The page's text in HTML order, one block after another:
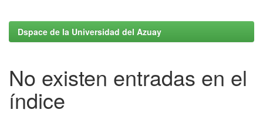
Dspace de la Universidad del Azuay
No existen entradas en el
índice